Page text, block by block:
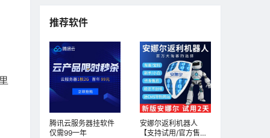
推荐软件
腾讯云服务器挂软件
仅需99一年
安娜尔返利机器人
【支持试用/官方售